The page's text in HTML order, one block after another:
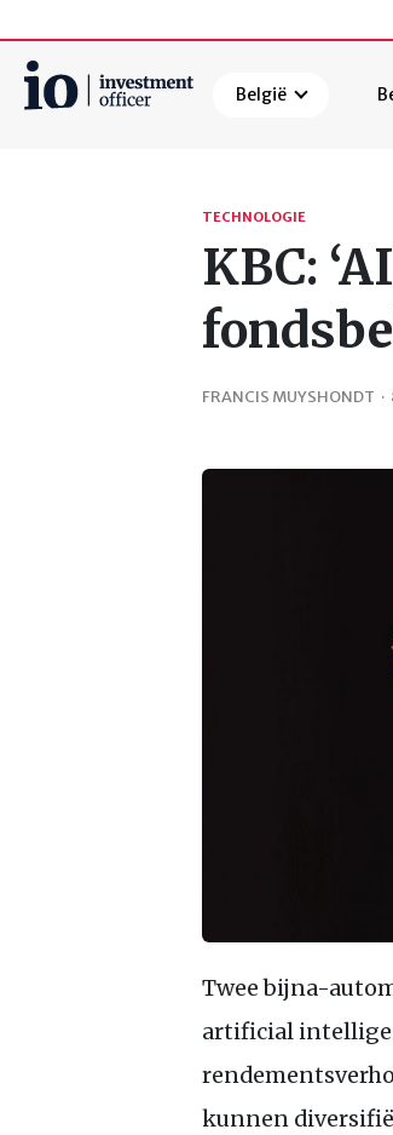
België
TECHNOLOGIE
KBC:
FRANCIS MUYSHONDT ·
Twee bijna-
artificial
kunnen